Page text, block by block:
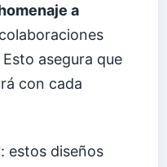
a
asegura que
con cada
estos diseños